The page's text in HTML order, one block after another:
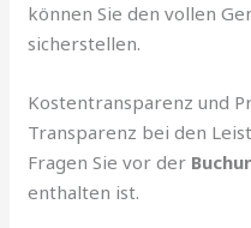
können Sie den vollen
sicherstellen.
Kostentransparenz und
Transparenz bei den
Fragen Sie vor der
enthalten ist.